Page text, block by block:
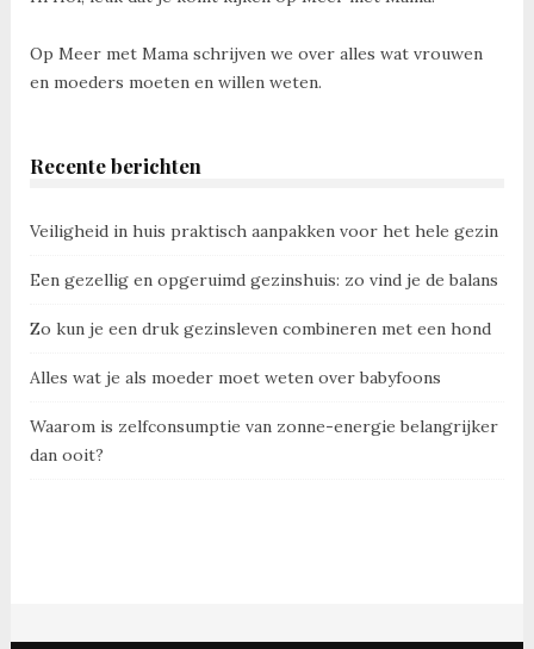
Op Meer met Mama schrijven we over alles wat vrouwen
en moeders moeten en willen weten.
Recente berichten
Veiligheid in huis praktisch aanpakken voor het hele gezin
Een gezellig en opgeruimd gezinshuis: zo vind je de balans
Zo kun je een druk gezinsleven combineren met een hond
Alles wat je als moeder moet weten over babyfoons
Waarom is zelfconsumptie van zonne-energie belangrijker
dan ooit?